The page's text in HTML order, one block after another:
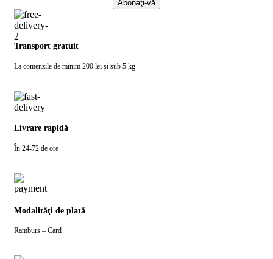
Transport gratuit
La comenzile de minim 200 lei și sub 5 kg
Livrare rapidă
În 24-72 de ore
Modalităţi de plată
Ramburs – Card